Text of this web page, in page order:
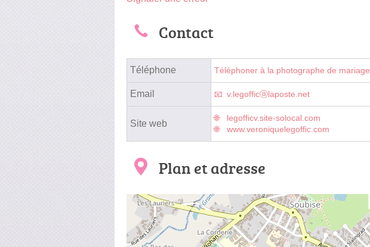
Contact
Téléphone Téléphoner à la photographe de mariage
Email v.legofficⓐlaposte.net
Site web
legofficv.site-solocal.com
www.veroniquelegoffic.com
Plan et adresse